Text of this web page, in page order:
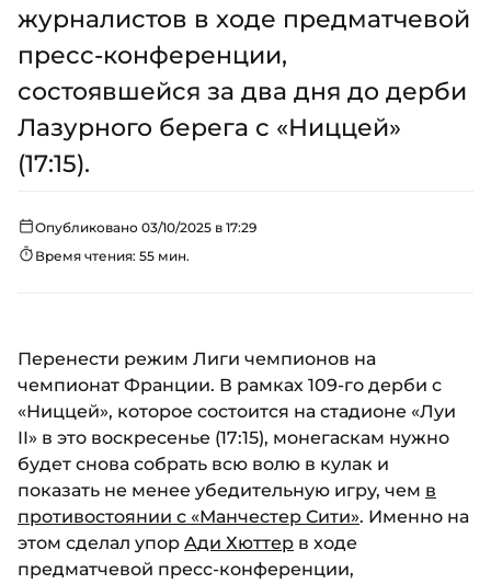
журналистов в ходе предматчевой
пресс-конференции,
состоявшейся за два дня до дерби
Лазурного берега с «Ниццей»
(17:15).
Опубликовано 03/10/2025 в 17:29
Время чтения: 55 мин.
Перенести режим Лиги чемпионов на
чемпионат Франции. В рамках 109-го дерби с
«Ниццей», которое состоится на стадионе «Луи
II» в это воскресенье (17:15), монегаскам нужно
будет снова собрать всю волю в кулак и
показать не менее убедительную игру, чем в
противостоянии с «Манчестер Сити». Именно на
этом сделал упор Ади Хюттер в ходе
предматчевой пресс-конференции,